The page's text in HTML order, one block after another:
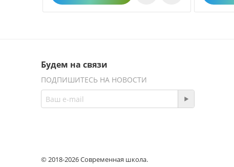
Будем на связи
ПОДПИШИТЕСЬ НА НОВОСТИ
© 2018-2026 Современная школа.